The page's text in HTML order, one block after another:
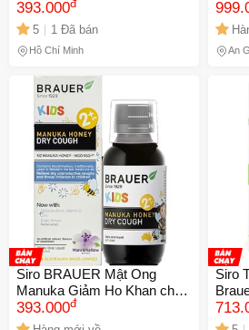
- Tăng cường miễn dịch, hỗ
trợ phát triển xương khỏe
mạnh
393.000đ
5
1 Đã bán
Hồ Chí Minh
Child
100ml
An
Siro BRAUER Mật Ong
Manuka Giảm Ho Khan cho
Trẻ Em 2 Tuổi - Hỗ Trợ Tăng
Đề Kháng (100ml)
393.000đ
Siro
với
Hệ